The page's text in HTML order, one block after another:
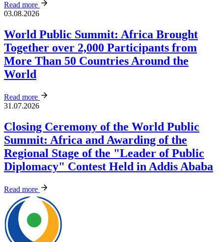
Read more
03.08.2026
World Public Summit: Africa Brought
Together over 2,000 Participants from
More Than 50 Countries Around the
World
Read more
31.07.2026
Closing Ceremony of the World Public
Summit: Africa and Awarding of the
Regional Stage of the "Leader of Public
Diplomacy" Contest Held in Addis Ababa
Read more